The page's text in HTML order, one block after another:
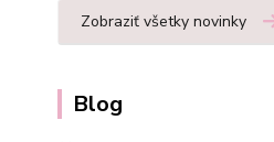
Zobraziť všetky novinky
Blog